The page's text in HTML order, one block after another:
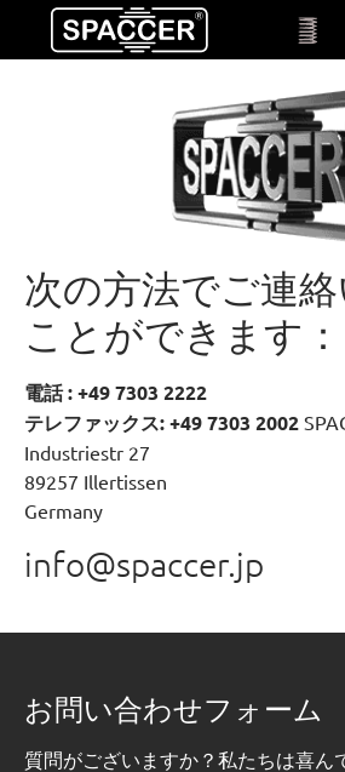
Skip to main content
次の方法でご連絡
ことができます：
電話 : +49 7303 2222
テレファックス: +49 7303 2002
Industriestr 27
89257 Illertissen
Germany
info@spaccer.jp
お問い合わせフォーム
質問がございますか？私たちは喜ん